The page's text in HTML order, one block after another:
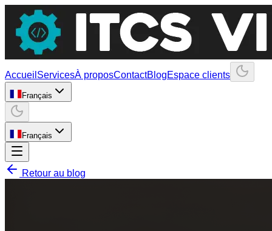
Accueil ServicesÀ proposContactBlogEspace clients
Français
Français
Retour au blog